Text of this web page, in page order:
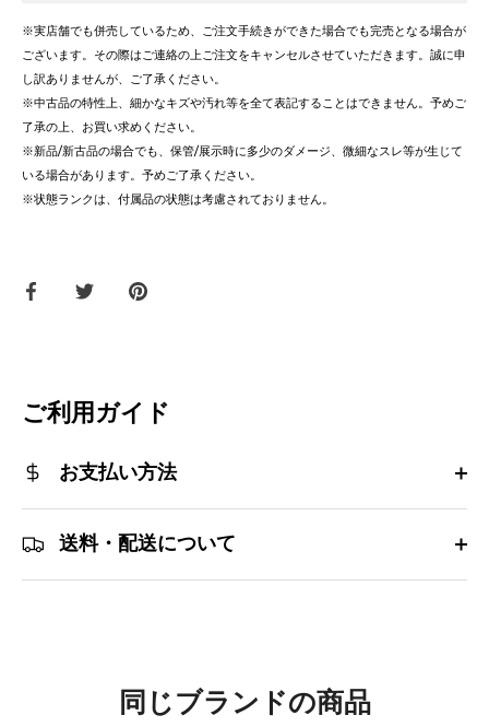
※実店舗でも併売しているため、ご注文手続きができた場合でも完売となる場合が
ございます。その際はご連絡の上ご注文をキャンセルさせていただきます。誠に申
し訳ありませんが、ご了承ください。
※中古品の特性上、細かなキズや汚れ等を全て表記することはできません。予めご
了承の上、お買い求めください。
※新品/新古品の場合でも、保管/展示時に多少のダメージ、微細なスレ等が生じて
いる場合があります。予めご了承ください。
※状態ランクは、付属品の状態は考慮されておりません。
Facebook
る
Twitter
る
ピ
ご利用ガイド
お支払い方法
送料・配送について
同じブランドの商品